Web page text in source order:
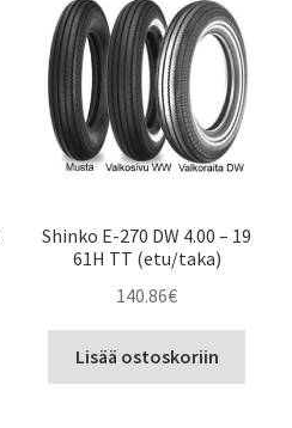
Shinko E-270 DW 4.00 – 19
61H TT (etu/taka)
140.86€
Lisää ostoskoriin